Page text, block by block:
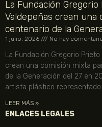
La Fundación
Valdepeñas crean una
centenario de la
1 julio, 2026 No hay
La Fundación Gregorio
crean una comisión mixta
de la Generación del 27 en
artista plástico representado
LEER MÁS »
ENLACES LEGALES